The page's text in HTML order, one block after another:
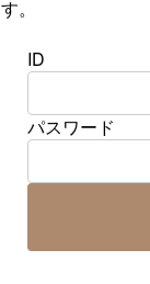
す。
ID
パスワード